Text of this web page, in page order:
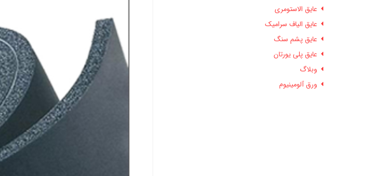
عایق الاستومری
عایق الیاف سرامیک
عایق پشم سنگ
عایق پلی یورتان
وبلاگ
ورق آلومینیوم